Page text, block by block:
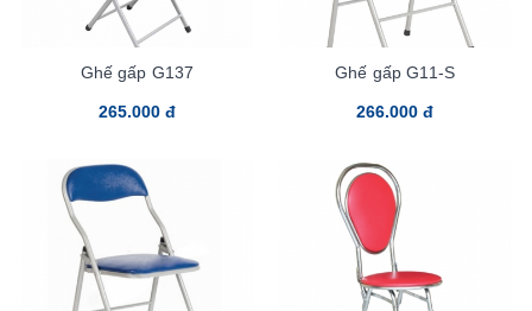
Ghế gấp G137
265.000 đ
Ghế gấp G11-S
266.000 đ